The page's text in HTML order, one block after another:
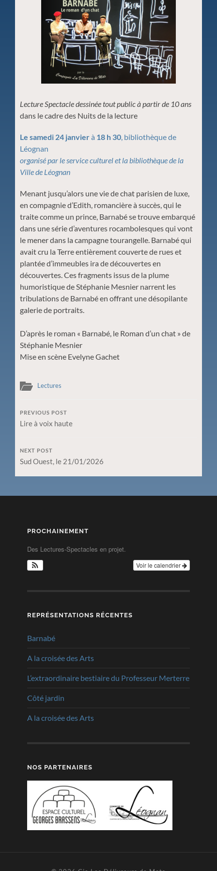
Lecture Spectacle dessinée tout public à partir de 10 ans
dans le cadre des Nuits de la lecture
Le samedi 24 janvierà 18 h 30, bibliothèque de
Léognan
organisé par le service culturel et la bibliothèque de la
Ville de Léognan
Menant jusqu’alors une vie de chat parisien de luxe,
en compagnie d’Edith, romancière à succès, qui le
traite comme un prince, Barnabé se trouve embarqué
dans une série d’aventures rocambolesques qui vont
le mener dans la campagne tourangelle. Barnabé qui
avait cru la Terre entièrement couverte de rues et
plantée d’immeubles ira de découvertes en
découvertes. Ces fragments issus de la plume
humoristique de Stéphanie Mesnier narrent les
tribulations de Barnabé en offrant une désopilante
galerie de portraits.
D’après le roman « Barnabé, le Roman d’un chat » de
Stéphanie Mesnier
Mise en scène Evelyne Gachet
Lectures
PREVIOUS POST
Lire à voix haute
NEXT POST
Sud Ouest, le 21/01/2026
PROCHAINEMENT
Des Lectures-Spectacles en projet.
Voir le calendrier
REPRÉSENTATIONS RÉCENTES
Barnabé
A la croisée des Arts
L’extraordinaire bestiaire du Professeur Merterre
Côté jardin
A la croisée des Arts
NOS PARTENAIRES